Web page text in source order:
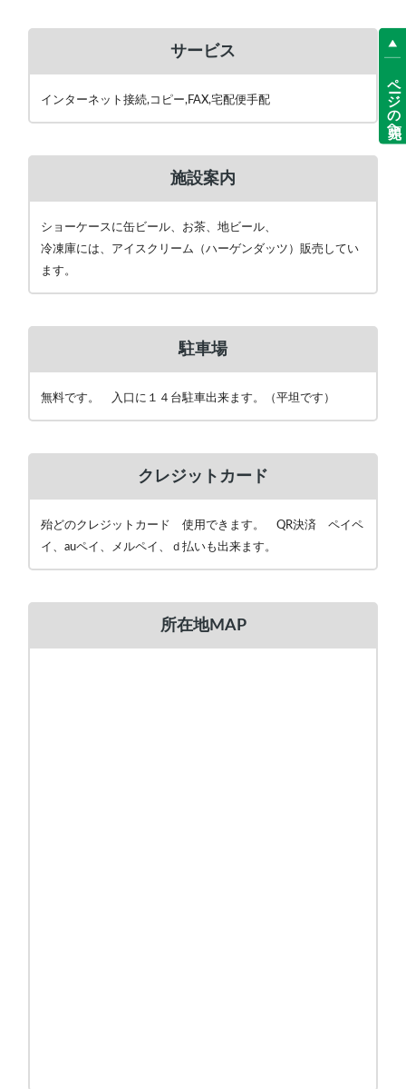
サービス
インターネット接続,コピー,FAX,宅配便手配
施設案内
ショーケースに缶ビール、お茶、地ビール、
冷凍庫には、アイスクリーム（ハーゲンダッツ）販売してい
ます。
駐車場
無料です。 入口に１４台駐車出来ます。（平坦です）
クレジットカード
殆どのクレジットカード 使用できます。 QR決済 ペイペ
イ、auペイ、メルペイ、ｄ払いも出来ます。
所在地MAP
ページの先頭へ